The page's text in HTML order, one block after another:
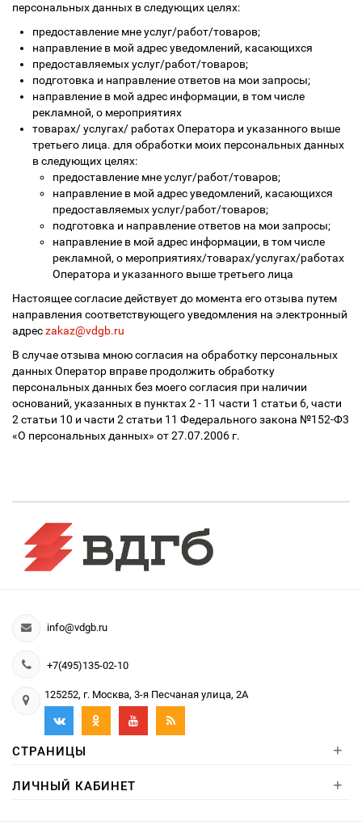
персональных данных в следующих целях:
предоставление мне услуг/работ/товаров;
направление в мой адрес уведомлений, касающихся
предоставляемых услуг/работ/товаров;
подготовка и направление ответов на мои запросы;
направление в мой адрес информации, в том числе
рекламной, о мероприятиях
товарах/ услугах/ работах Оператора и указанного выше
третьего лица. для обработки моих персональных данных
в следующих целях:
предоставление мне услуг/работ/товаров;
направление в мой адрес уведомлений, касающихся
предоставляемых услуг/работ/товаров;
подготовка и направление ответов на мои запросы;
направление в мой адрес информации, в том числе
рекламной, о мероприятиях/товарах/услугах/работах
Оператора и указанного выше третьего лица
Настоящее согласие действует до момента его отзыва путем
направления соответствующего уведомления на электронный
адресzakaz@vdgb.ru
В случае отзыва мною согласия на обработку персональных
данных Оператор вправе продолжить обработку
персональных данных без моего согласия при наличии
оснований, указанных в пунктах 2 - 11 части 1 статьи 6, части
2 статьи 10 и части 2 статьи 11 Федерального закона №152-Ф3
«О персональных данных» от 27.07.2006 г.
info@vdgb.ru
+7(495)135-02-10
125252, г. Москва, 3-я Песчаная улица, 2А
СТРАНИЦЫ +
ЛИЧНЫЙ КАБИНЕТ +